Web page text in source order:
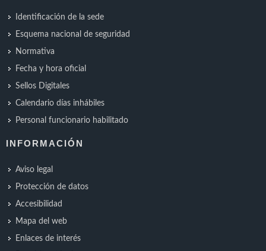
Identificación de la sede
Esquema nacional de seguridad
Normativa
Fecha y hora oficial
Sellos Digitales
Calendario días inhábiles
Personal funcionario habilitado
INFORMACIÓN
Aviso legal
Protección de datos
Accesibilidad
Mapa del web
Enlaces de interés